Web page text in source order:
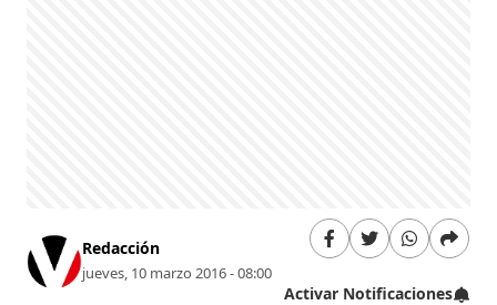
Redacción
jueves, 10 marzo 2016 - 08:00
Activar Notificaciones